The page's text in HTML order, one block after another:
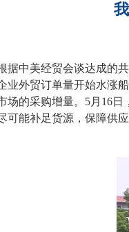
据中美经贸会谈达成的
业外贸订单量开始水涨
场的采购增量。 5月 16日
可能补足货源，保障供